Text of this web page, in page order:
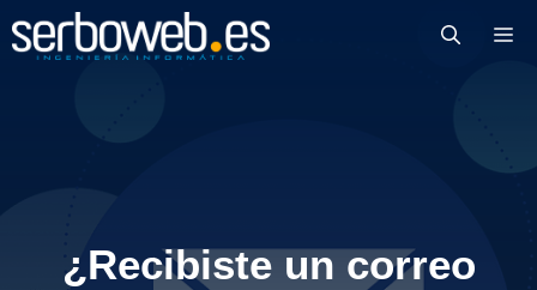
Saltar
al
¿Recibiste un correo